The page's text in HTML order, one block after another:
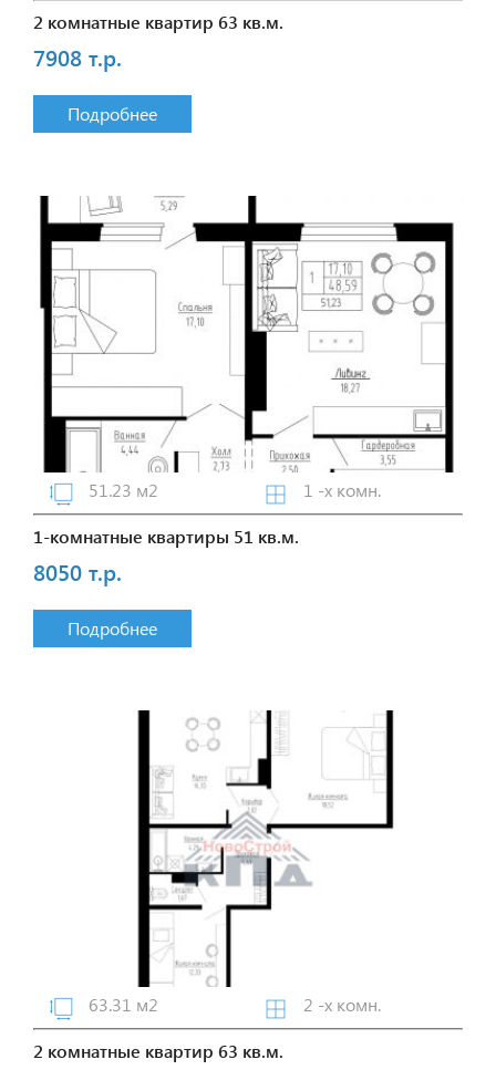
2 комнатные квартир 63 кв.м.
7908 т.р.
Подробнее
51.23 м2
1 -х комн.
1-комнатные квартиры 51 кв.м.
8050 т.р.
Подробнее
63.31 м2
2 -х комн.
2 комнатные квартир 63 кв.м.